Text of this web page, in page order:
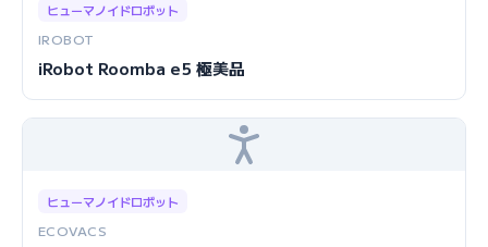
ヒューマノイドロボット
IROBOT
iRobot Roomba e5 極美品
ヒューマノイドロボット
ECOVACS